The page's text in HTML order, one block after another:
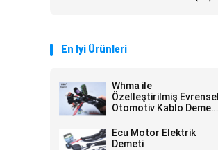
En Iyi Ürünleri
Whma ile
Özelleştirilmiş Evrensel
Otomotiv Kablo Demeti
Ecu Motor Elektrik
Demeti